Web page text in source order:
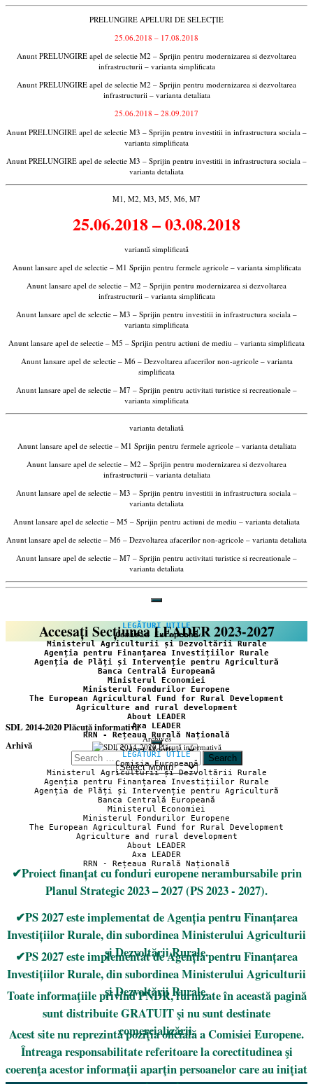
PRELUNGIRE APELURI DE SELECȚIE
25.06.2018 – 17.08.2018
Anunt PRELUNGIRE apel de selectie M2 – Sprijin pentru modernizarea si dezvoltarea
infrastructurii – varianta simplificata
Anunt PRELUNGIRE apel de selectie M2 – Sprijin pentru modernizarea si dezvoltarea
infrastructurii – varianta detaliata
25.06.2018 – 28.09.2017
Anunt PRELUNGIRE apel de selectie M3 – Sprijin pentru investitii in infrastructura sociala –
varianta simplificata
Anunt PRELUNGIRE apel de selectie M3 – Sprijin pentru investitii in infrastructura sociala –
varianta detaliata
M1, M2, M3, M5, M6, M7
25.06.2018 – 03.08.2018
variantă simplificată
Anunt lansare apel de selectie – M1 Sprijin pentru fermele agricole – varianta simplificata
Anunt lansare apel de selectie – M2 – Sprijin pentru modernizarea si dezvoltarea
infrastructurii – varianta simplificata
Anunt lansare apel de selectie – M3 – Sprijin pentru investitii in infrastructura sociala –
varianta simplificata
Anunt lansare apel de selectie – M5 – Sprijin pentru actiuni de mediu – varianta simplificata
Anunt lansare apel de selectie – M6 – Dezvoltarea afacerilor non-agricole – varianta
simplificata
Anunt lansare apel de selectie – M7 – Sprijin pentru activitati turistice si recreationale –
varianta simplificata
varianta detaliată
Anunt lansare apel de selectie – M1 Sprijin pentru fermele agricole – varianta detaliata
Anunt lansare apel de selectie – M2 – Sprijin pentru modernizarea si dezvoltarea
infrastructurii – varianta detaliata
Anunt lansare apel de selectie – M3 – Sprijin pentru investitii in infrastructura sociala –
varianta detaliata
Anunt lansare apel de selectie – M5 – Sprijin pentru actiuni de mediu – varianta detaliata
Anunt lansare apel de selectie – M6 – Dezvoltarea afacerilor non-agricole – varianta detaliata
Anunt lansare apel de selectie – M7 – Sprijin pentru activitati turistice si recreationale –
varianta detaliata
Accesați Secțiunea LEADER 2023-2027
LEGĂTURI UTILE
Comisia Europeană
Ministerul Agriculturii și Dezvoltării Rurale
Agenția pentru Finanțarea Investițiilor Rurale
Agenția de Plăți și Intervenție pentru Agricultură
Banca Centrală Europeană
Ministerul Economiei
Ministerul Fondurilor Europene
The European Agricultural Fund for Rural Development
Agriculture and rural development
About LEADER
Axa LEADER
RRN - Rețeaua Rurală Națională
Archives
SDL 2014-2020 Plăcuță informativă
Arhivă
Arhivă
Search
for:
LEGĂTURI UTILE
Comisia Europeană
Ministerul Agriculturii și Dezvoltării Rurale
Agenția pentru Finanțarea Investițiilor Rurale
Agenția de Plăți și Intervenție pentru Agricultură
Banca Centrală Europeană
Ministerul Economiei
Ministerul Fondurilor Europene
The European Agricultural Fund for Rural Development
Agriculture and rural development
About LEADER
Axa LEADER
RRN - Rețeaua Rurală Națională
✔Proiect finanțat cu fonduri europene nerambursabile prin
Planul Strategic 2023 – 2027 (PS 2023 - 2027).
✔PS 2027 este implementat de Agenția pentru Finanțarea
Investițiilor Rurale, din subordinea Ministerului Agriculturii
și Dezvoltării Rurale.
✔PS 2027 este implementat de Agenția pentru Finanțarea
Investițiilor Rurale, din subordinea Ministerului Agriculturii
și Dezvoltării Rurale.
Toate informaţiile privind PNDR, furnizate în această pagină
sunt distribuite GRATUIT şi nu sunt destinate
comercializării.
Acest site nu reprezintă poziţia oficială a Comisiei Europene.
Întreaga responsabilitate referitoare la corectitudinea şi
coerenţa acestor informaţii aparţin persoanelor care au iniţiat